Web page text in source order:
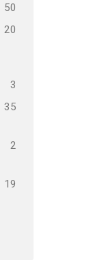
50
20
3
35
2
19